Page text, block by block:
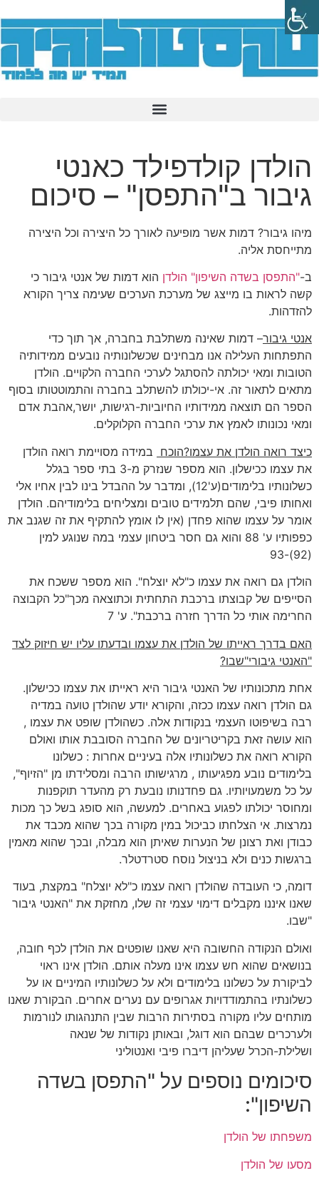
הולדן קולדפילד כאנטי
גיבור ב"התפסן" – סיכום
מיהו גיבור? דמות אשר מופיעה לאורך כל היצירה וכל היצירה
מתייחסת אליה.
ב-"התפסן בשדה השיפון" הולדן הוא דמות של אנטי גיבור כי
קשה לראות בו מייצג של מערכת הערכים שעימה צריך הקורא
להזדהות.
אנטי גיבור– דמות שאינה משתלבת בחברה, אך תוך כדי
התפתחות העלילה אנו מבחינים שכשלונותיה נובעים ממידותיה
הטובות ומאי יכולתה להסתגל לערכי החברה הלקויים. הולדן
מתאים לתאור זה. אי-יכולתו להשתלב בחברה והתמוטטותו בסוף
הספר הם תוצאה ממידותיו החיוביות-רגישות, יושר,אהבת אדם
ומאי נכונותו לאמץ את ערכי החברה הקלוקלים.
כיצד רואה הולדן את עצמו?הוכח במידה מסויימת רואה הולדן
את עצמו ככישלון. הוא מספר שנזרק מ-3 בתי ספר בגלל
כשלונותיו בלימודים(ע'12), ומדבר על ההבדל בינו לבין אחיו אלי
ואחותו פיבי, שהם תלמידים טובים ומצליחים בלימודיהם. הולדן
אומר על עצמו שהוא פחדן (אין לו אומץ להתקיף את זה שגנב את
כפפותיו ע' 88 והוא גם חסר ביטחון עצמי במה שנוגע למין
(92)-93
הולדן גם רואה את עצמו כ"לא יוצלח". הוא מספר ששכח את
הסייפים של קבוצתו ברכבת התחתית וכתוצאה מכך"כל הקבוצה
החרימה אותי כל הדרך חזרה ברכבת". ע' 7
האם בדרך ראייתו של הולדן את עצמו ובדעתו עליו יש חיזוק לצד
"האנטי גיבורי"שבו?
אחת מתכונותיו של האנטי גיבור היא ראייתו את עצמו ככישלון.
גם הולדן רואה עצמו ככזה, והקורא יודע שהולדן טועה במדיה
רבה בשיפוטו העצמי בנקודות אלה. כשהולדן שופט את עצמו ,
הוא עושה זאת בקריטריונים של החברה הסובבת אותו ואולם
הקורא רואה את כשלונותיו אלה בעיניים אחרות : כשלונו
בלימודים נובע מפגיעותו , מרגישותו הרבה ומסלידתו מן "הזיוף",
על כל משמעויותיו. גם פחדנותו נובעת רק מהעדר תוקפנות
ומחוסר יכולתו לפגוע באחרים. למעשה, הוא סופג בשל כך מכות
נמרצות. אי הצלחתו כביכול במין מקורה בכך שהוא מכבד את
כבודן ואת רצונן של הנערות שאיתן הוא מבלה, ובכך שהוא מאמין
ברגשות כנים ולא בניצול נוסח סטרדטלר.
דומה, כי העובדה שהולדן רואה עצמו כ"לא יוצלח" במקצת, בעוד
שאנו איננו מקבלים דימוי עצמי זה שלו, מחזקת את "האנטי גיבור
"שבו.
ואולם הנקודה החשובה היא שאנו שופטים את הולדן לכף חובה,
בנושאים שהוא חש עצמו אינו מעלה אותם. הולדן אינו ראוי
לביקורת על כשלונו בלימודים ולא על כשלונותיו המיניים או על
כשלונתיו בהתמודדויות אגרופים עם נערים אחרים. הבקורת שאנו
מותחים עליו מקורה בסתירות הרבות שבין התנהגותו לנורמות
ולערכרים שבהם הוא דוגל, ובאותן נקודות של שנאה
ושלילת-הכרל שעליהן דיברו פיבי ואנטוליני
סיכומים נוספים על "התפסן בשדה
השיפון":
משפחתו של הולדן
מסעו של הולדן